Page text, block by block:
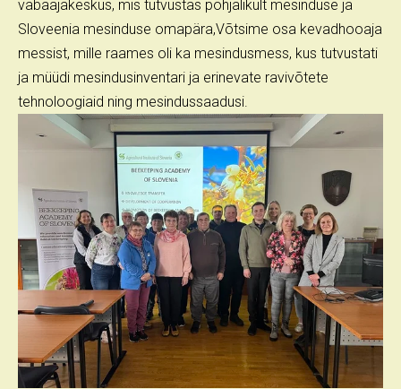
vabaajakeskus, mis tutvustas põhjalikult mesinduse ja
Sloveenia mesinduse omapära,Võtsime osa kevadhooaja
messist, mille raames oli ka mesindusmess, kus tutvustati
ja müüdi mesindusinventari ja erinevate ravivõtete
tehnoloogiaid ning mesindussaadusi.